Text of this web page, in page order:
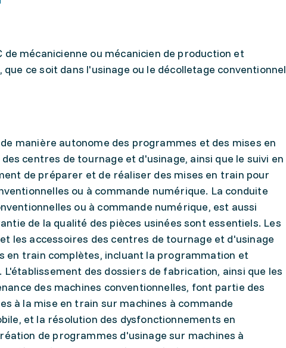
mécanicienne ou mécanicien de production et
ce soit dans l'usinage ou le décolletage conventionnel
manière autonome des programmes et des mises en
centres de tournage et d'usinage, ainsi que le suivi en
de préparer et de réaliser des mises en train pour
ou à commande numérique. La conduite
ou à commande numérique, est aussi
de la qualité des pièces usinées sont essentiels. Les
les accessoires des centres de tournage et d'usinage
en train complètes, incluant la programmation et
des dossiers de fabrication, ainsi que les
des machines conventionnelles, font partie des
à la mise en train sur machines à commande
et la résolution des dysfonctionnements en
de programmes d'usinage sur machines à